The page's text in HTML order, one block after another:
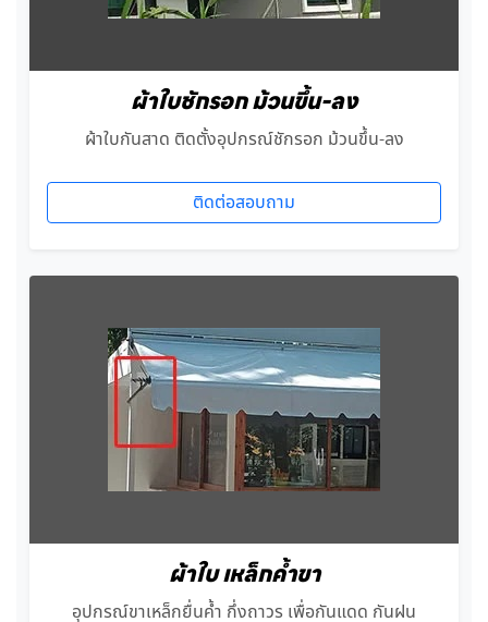
ผ้าใบชักรอก ม้วนขึ้น-ลง
ผ้าใบกันสาด ติดตั้งอุปกรณ์ชักรอก ม้วนขึ้น-ลง
ติดต่อสอบถาม
ผ้าใบ เหล็กค้ำขา
อุปกรณ์ขาเหล็กยื่นค้ำ กึ่งถาวร เพื่อกันแดด กันฝน